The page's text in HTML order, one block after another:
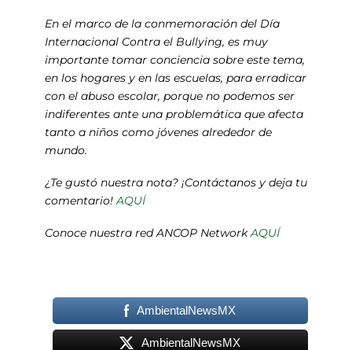
En el marco de la conmemoración del Día
Internacional Contra el Bullying, es muy
importante tomar conciencia sobre este tema,
en los hogares y en las escuelas, para erradicar
con el abuso escolar, porque no podemos ser
indiferentes ante una problemática que afecta
tanto a niños como jóvenes alrededor de
mundo.
¿Te gustó nuestra nota? ¡Contáctanos y deja tu
comentario!AQUÍ
Conoce nuestra red ANCOP NetworkAQUÍ
AmbientalNewsMX
AmbientalNewsMX